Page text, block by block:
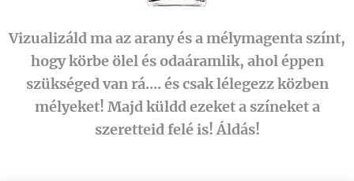
Vizualizáld ma az arany és a mélymagenta színt,
hogy körbe ölel és odaáramlik, ahol éppen
szükséged van rá.... és csak lélegezz közben
mélyeket! Majd küldd ezeket a színeket a
szeretteid felé is! Áldás!